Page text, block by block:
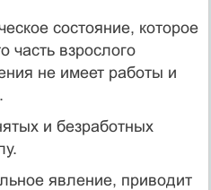
состояние, которое
часть взрослого
не имеет работы и
и безработных
явление, приводит